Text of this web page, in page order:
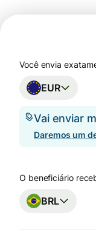
Você envia
EUR
Vai enviar
Daremos um
O beneficiário
BRL